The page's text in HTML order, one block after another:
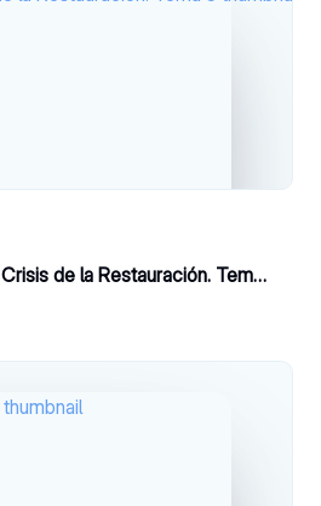
Crisis de la Restauración. Tema 5